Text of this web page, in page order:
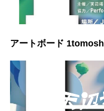
アートボード